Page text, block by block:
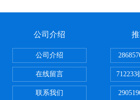
公司介绍
公司介绍
在线留言
联系我们
712233